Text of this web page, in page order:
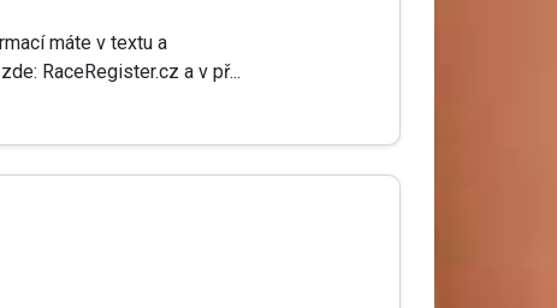
máte v textu a
RaceRegister.cz a v př...